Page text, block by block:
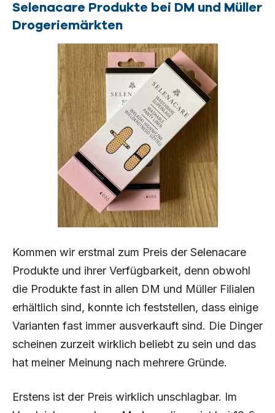
Selenacare Produkte bei DM und Müller
Drogeriemärkten
Kommen wir erstmal zum Preis der Selenacare
Produkte und ihrer Verfügbarkeit, denn obwohl
die Produkte fast in allen DM und Müller Filialen
erhältlich sind, konnte ich feststellen, dass einige
Varianten fast immer ausverkauft sind. Die Dinger
scheinen zurzeit wirklich beliebt zu sein und das
hat meiner Meinung nach mehrere Gründe.
Erstens ist der Preis wirklich unschlagbar. Im